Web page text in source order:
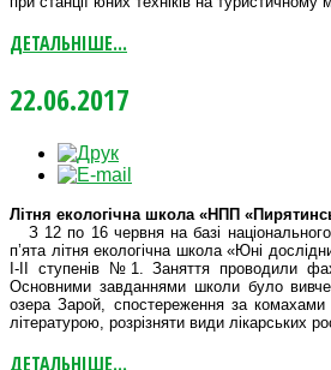
ДЕТАЛЬНІШЕ...
22.06.2017
Літня екологічна школа «НПП
З 12 по 16 червня на базі
п’ята літня екологічна школа «Юні
І-ІІ ступенів №1. Заняття проводили
Основними завданнями школи було
озера Зарой, спостереження за
літературою, розрізняти види лікарських
ДЕТАЛЬНІШЕ...